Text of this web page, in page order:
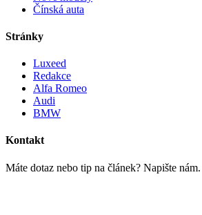
Čínská auta
Stránky
Luxeed
Redakce
Alfa Romeo
Audi
BMW
Kontakt
Máte dotaz nebo tip na článek? Napište nám.